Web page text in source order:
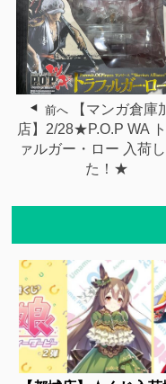
前へ
【マンガ倉庫
店】2/28★P.O.P WA
ァルガー・ロー 入荷
た！★